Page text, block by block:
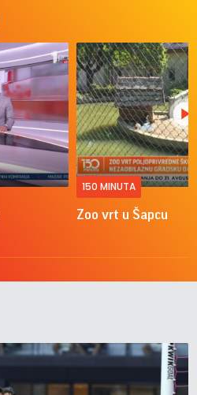
150 MINUTA
Zoo vrt u Šapcu